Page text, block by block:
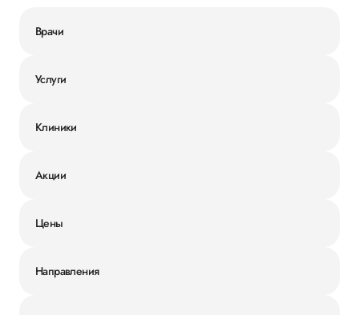
Врачи
Услуги
Клиники
Акции
Цены
Направления